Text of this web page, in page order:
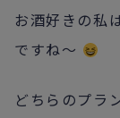
お酒好きの私
ですね～
どちらのプラ